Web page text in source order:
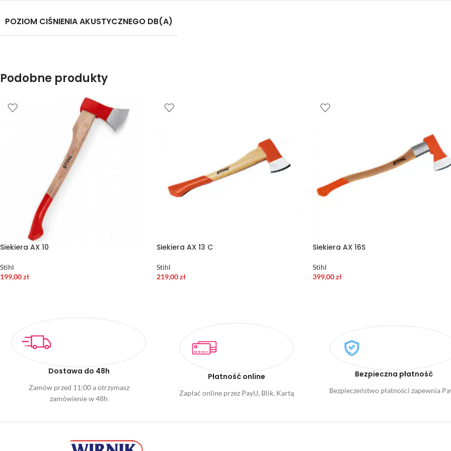
POZIOM CIŚNIENIA AKUSTYCZNEGO DB(A)
Podobne produkty
Siekiera AX 10
Stihl
199,00zł
Siekiera AX 13 C
Stihl
219,00zł
Siekiera AX 16S
Stihl
399,00zł
Dostawa do 48h
Zamów przed 11:00 a otrzymasz
zamówienie w 48h
Płatność online
Zapłać online przez PayU, Blik, Kartą
Bezpieczna płatność
Bezpieczeństwo płatności zapewnia